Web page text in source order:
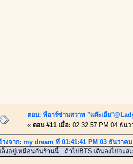
ตอบ: พีอาร์ซ่านสวาท "แต๊ะเอีย
« ตอบ #11 เมื่อ: 02:32:57 PM 04 ธัน
างจาก: my dream ที่ 01:41:41 PM 03 ธันวาคม
เล็งอยู่เหมือนกันร้านนี้ ถ้าไปBTS เดินลงไปจะส